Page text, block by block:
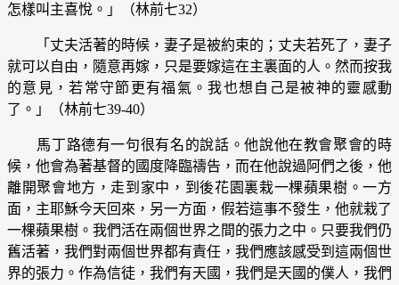
怎樣叫主喜悅。」（林前七32）
「丈夫活著的時候，妻子是被約束的；丈夫若死了，妻子
就可以自由，隨意再嫁，只是要嫁這在主裏面的人。然而按我
的意見，若常守節更有福氣。我也想自己是被神的靈感動
了。」（林前七39-40）
馬丁路德有一句很有名的說話。他說他在教會聚會的時
候，他會為著基督的國度降臨禱告，而在他說過阿們之後，他
離開聚會地方，走到家中，到後花園裏栽一棵蘋果樹。一方
面，主耶穌今天回來，另一方面，假若這事不發生，他就栽了
一棵蘋果樹。我們活在兩個世界之間的張力之中。只要我們仍
舊活著，我們對兩個世界都有責任，我們應該感受到這兩個世
界的張力。作為信徒，我們有天國，我們是天國的僕人，我們